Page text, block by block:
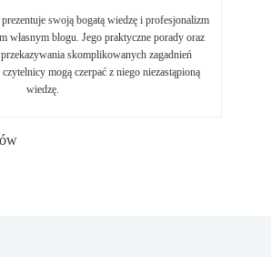
swoją bogatą wiedzę i profesjonalizm
własnym blogu. Jego praktyczne porady oraz
skomplikowanych zagadnień
mogą czerpać z niego niezastąpioną
wiedzę.